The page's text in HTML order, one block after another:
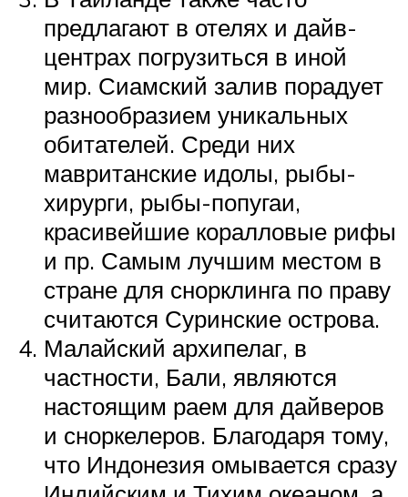
предлагают в отелях и дайв-
центрах погрузиться в иной
мир. Сиамский залив порадует
разнообразием уникальных
обитателей. Среди них
мавританские идолы, рыбы-
хирурги, рыбы-попугаи,
красивейшие коралловые рифы
и пр. Самым лучшим местом в
стране для снорклинга по праву
считаются Суринские острова.
Малайский архипелаг, в
частности, Бали, являются
настоящим раем для дайверов
и сноркелеров. Благодаря тому,
что Индонезия омывается сразу